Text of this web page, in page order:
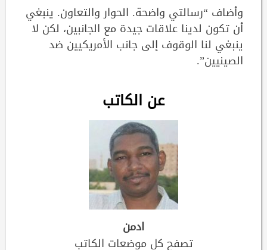
وأضاف “رسالتي واضحة. الحوار والتعاون. ينبغي
أن تكون لدينا علاقات جيدة مع الجانبين، لكن لا
ينبغي لنا الوقوف إلى جانب الأمريكيين ضد
الصينيين”.
عن الكاتب
ادمن
تصفح كل موضعات الكاتب